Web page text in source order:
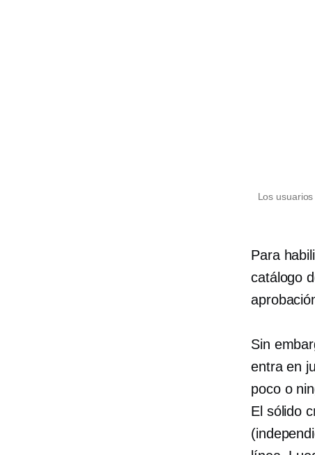
Los
Para
catálogo
Sin
entra en
poco o
El sólido